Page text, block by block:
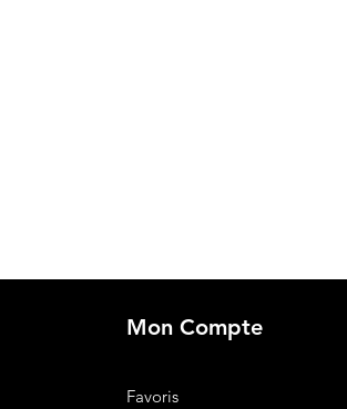
Mon Compte
Favoris